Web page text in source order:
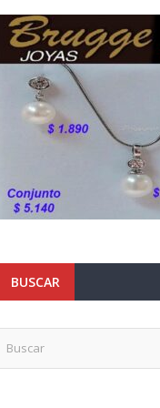
BUSCAR